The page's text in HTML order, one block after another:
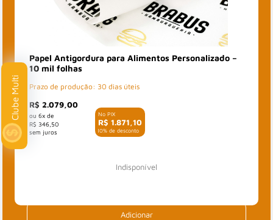
Papel Antigordura para Alimentos Personalizado –
10 mil folhas
R$ 1.871,10
com 10% de desconto
R$ 2.079,00
6x de
R$ 346,50
Prazo de produção: 30 dias úteis
Adicionar
Indisponível
Clube Multi